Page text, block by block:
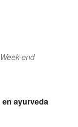
Week-end
en ayurveda